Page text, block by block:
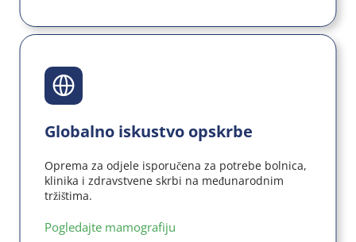
Globalno iskustvo opskrbe
Oprema za odjele isporučena za potrebe bolnica,
klinika i zdravstvene skrbi na međunarodnim
tržištima.
Pogledajte mamografiju